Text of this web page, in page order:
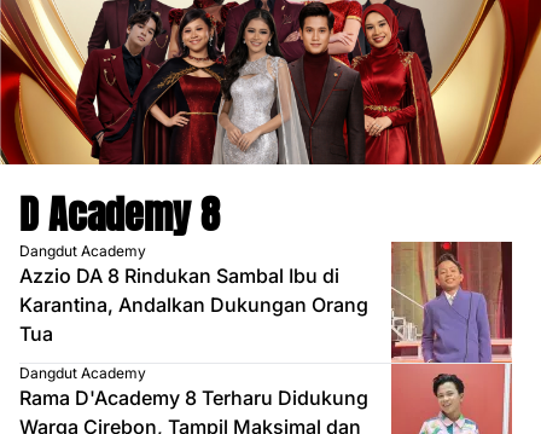
D Academy 8
Dangdut Academy
Azzio DA 8 Rindukan Sambal Ibu di
Karantina, Andalkan Dukungan Orang
Tua
Dangdut Academy
Rama D'Academy 8 Terharu Didukung
Warga Cirebon, Tampil Maksimal dan